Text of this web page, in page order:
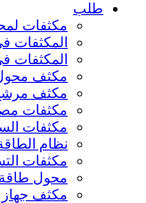
طلب
مكثفات
المكثفات
المكثفات
مكثف محول
مكثف
مكثفات
مكثفات
نظام
مكثفات
محول طاقة
مكثف جهاز